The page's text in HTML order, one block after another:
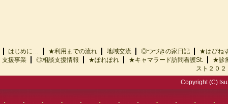
はじめに… ★利用までの流れ 地域交流 ◎つづきの家日記
★はぴ
支援事業
◎相談支援情報 ★ぽれぽれ ★キャマラード訪問看護St.
★診
スト２０２
Copyright (C)